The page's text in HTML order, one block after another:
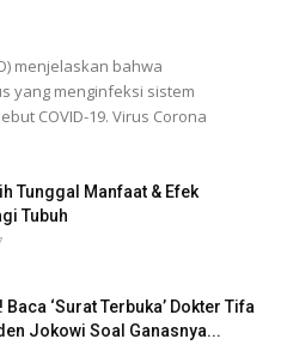
menjelaskan bahwa
yang menginfeksi sistem
COVID-19. Virus Corona
Tunggal Manfaat & Efek
Tubuh
Baca ‘Surat Terbuka’ Dokter Tifa
Jokowi Soal Ganasnya...